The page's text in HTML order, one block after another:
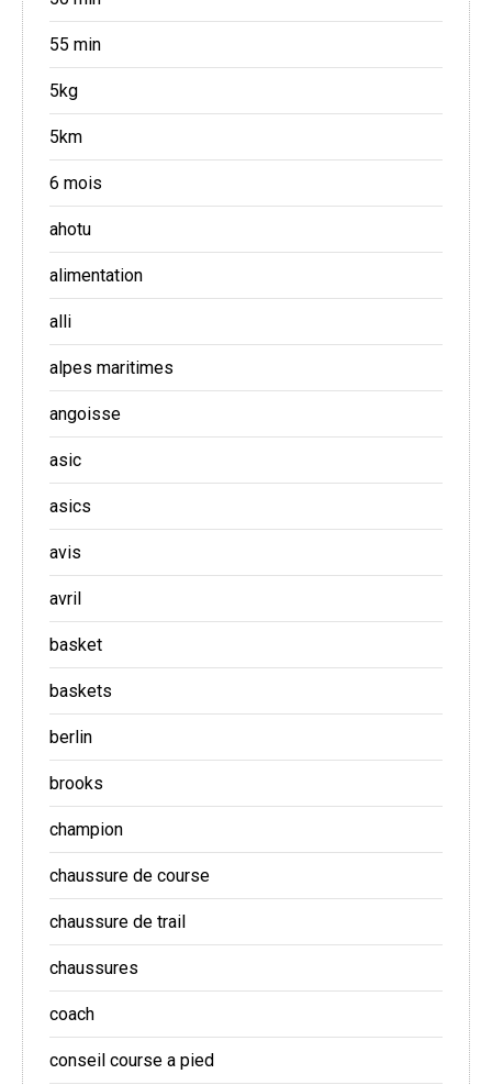
55 min
5kg
5km
6 mois
ahotu
alimentation
alli
alpes maritimes
angoisse
asic
asics
avis
avril
basket
baskets
berlin
brooks
champion
chaussure de course
chaussure de trail
chaussures
coach
conseil course a pied